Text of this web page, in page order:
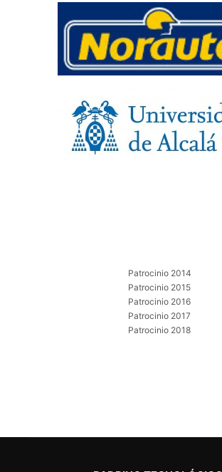
Patrocinio 2014
Patrocinio 2015
Patrocinio 2016
Patrocinio 2017
Patrocinio 2018